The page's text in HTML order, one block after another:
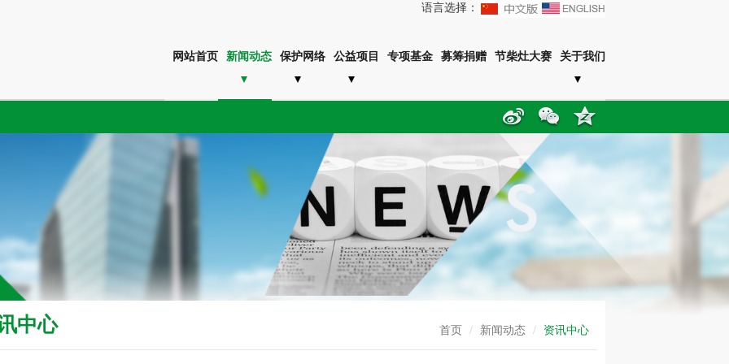
语言选择：
网站首页 新闻动态 保护网络 公益项目 专项基金 募筹捐赠 节柴灶大赛 关于我们
首页 / 新闻动态 / 资讯中心
中心